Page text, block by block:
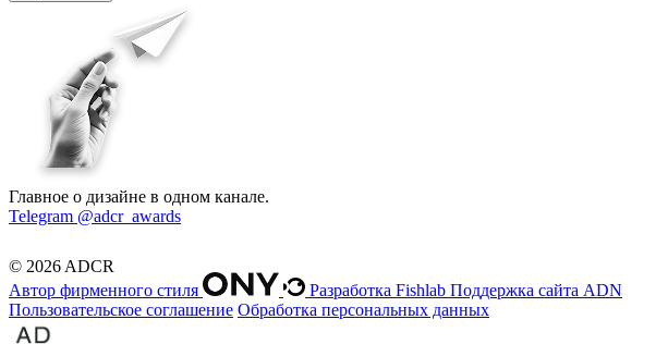
Главное о дизайне в одном канале.
Telegram @adcr_awards
© 2026 ADCR
Автор фирменного стиля
Разработка Fishlab Поддержка сайта ADN
Пользовательское соглашение Обработка персональных данных